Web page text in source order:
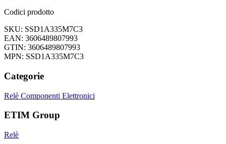
Codici prodotto
SKU: SSD1A335M7C3
EAN: 3606489807993
GTIN: 3606489807993
MPN: SSD1A335M7C3
Categorie
Relè Componenti Elettronici
ETIM Group
Relè